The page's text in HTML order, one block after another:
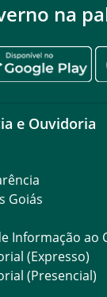
na
e Ouvidoria
Goiás
Informação ao
(Expresso)
(Presencial)